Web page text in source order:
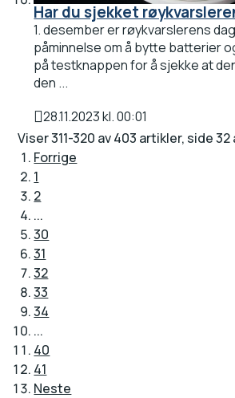
Har du sjekket
1. desember er røykvarslerens
påminnelse om å bytte batterier
på testknappen for å sjekke at
den ...
Publisert
28.11.2023 kl. 00:01
Viser311-320 av403 artikler, side32
Forrige
1
2
...
30
31
32
33
34
...
40
41
Neste